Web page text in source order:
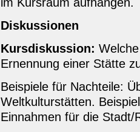
Diskussionen
Kursdiskussion:
Ernennung einer Stätte
Beispiele für Nachteile:
Weltkulturstätten.
Einnahmen für die Stadt/